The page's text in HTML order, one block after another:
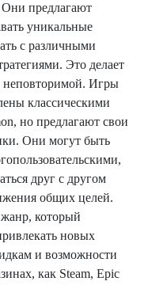
Они предлагают
уникальные
с различными
Это делает
Игры
классическими
но предлагают свои
Они могут быть
друг с другом
общих целей.
который
новых
и возможности
как Steam, Epic